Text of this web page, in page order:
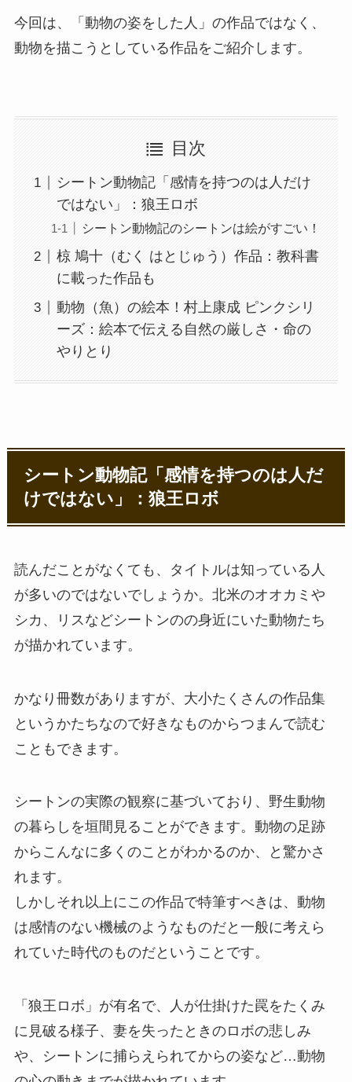
今回は、「動物の姿をした人」の作品ではなく、
動物を描こうとしている作品をご紹介します。
目次
シートン動物記「感情を持つのは人だけ
ではない」：狼王ロボ
シートン動物記のシートンは絵がすごい！
椋 鳩十（むく はとじゅう）作品：教科書
に載った作品も
動物（魚）の絵本！村上康成 ピンクシリ
ーズ：絵本で伝える自然の厳しさ・命の
やりとり
シートン動物記「感情を持つのは人だ
けではない」：狼王ロボ
読んだことがなくても、タイトルは知っている人
が多いのではないでしょうか。北米のオオカミや
シカ、リスなどシートンのの身近にいた動物たち
が描かれています。
かなり冊数がありますが、大小たくさんの作品集
というかたちなので好きなものからつまんで読む
こともできます。
シートンの実際の観察に基づいており、野生動物
の暮らしを垣間見ることができます。動物の足跡
からこんなに多くのことがわかるのか、と驚かさ
れます。
しかしそれ以上にこの作品で特筆すべきは、動物
は感情のない機械のようなものだと一般に考えら
れていた時代のものだということです。
「狼王ロボ」が有名で、人が仕掛けた罠をたくみ
に見破る様子、妻を失ったときのロボの悲しみ
や、シートンに捕らえられてからの姿など…動物